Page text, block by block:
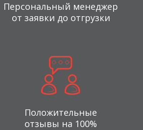
Персональный менеджер
от заявки до отгрузки
Положительные
отзывы на 100%